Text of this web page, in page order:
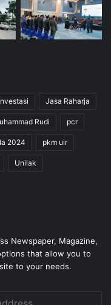
Jasa Raharja
Rudi pcr
2024 pkm uir
Unilak
Newspaper, Magazine,
that allow you to
to your needs.